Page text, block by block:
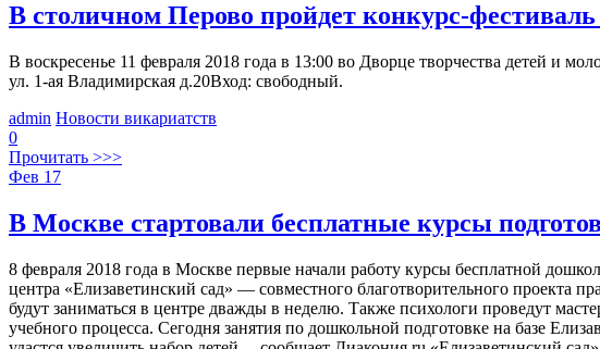
В столичном Перово пройдет конкурс-
В воскресенье 11 февраля 2018 года в 13:00 во Дворце творчества детей и
ул. 1-ая Владимирская д.20Вход: свободный.
admin Новости викариатств
0
Прочитать >>>
Фев 17
В Москве стартовали бесплатные курсы
8 февраля 2018 года в Москве первые начали работу курсы бесплатной
центра «Елизаветинский сад» ― совместного благотворительного
будут заниматься в центре дважды в неделю. Также психологи проведут
учебного процесса. Сегодня занятия по дошкольной подготовке на базе